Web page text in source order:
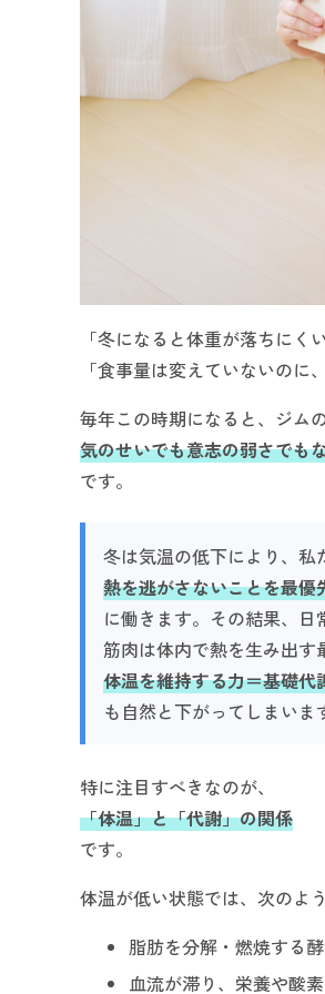
「冬になると体重が落ちにくい
「食事量は変えていないのに
毎年この時期になると、ジム
気のせいでも意志の弱さでも
です。
冬は気温の低下により、私
熱を逃がさないことを最優
に働きます。その結果、
筋肉は体内で熱を生み出す
体温を維持する力＝基礎代
も自然と下がってしまいま
特に注目すべきなのが、
「体温」と「代謝」の関係
です。
体温が低い状態では、次のよ
脂肪を分解・燃焼する
血流が滞り、栄養や酸